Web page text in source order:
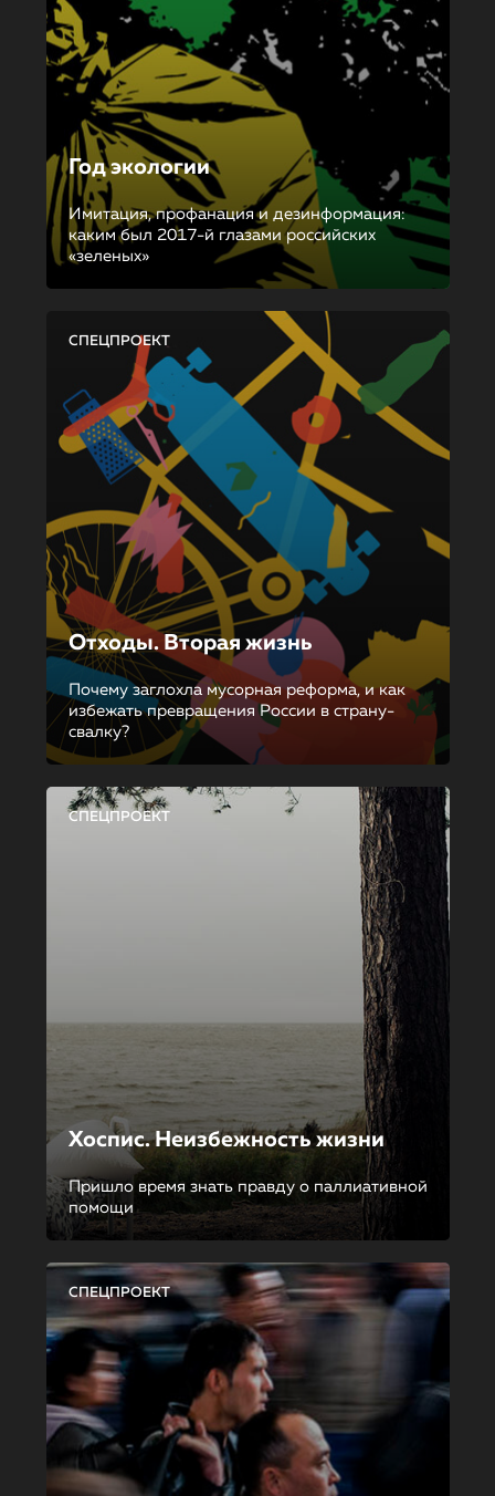
Год экологии
Имитация, профанация и дезинформация:
каким был 2017-й глазами российских
«зеленых»
СПЕЦПРОЕКТ
Отходы. Вторая жизнь
Почему заглохла мусорная реформа, и как
избежать превращения России в страну-
свалку?
СПЕЦПРОЕКТ
Хоспис. Неизбежность жизни
Пришло время знать правду о паллиативной
помощи
СПЕЦПРОЕКТ